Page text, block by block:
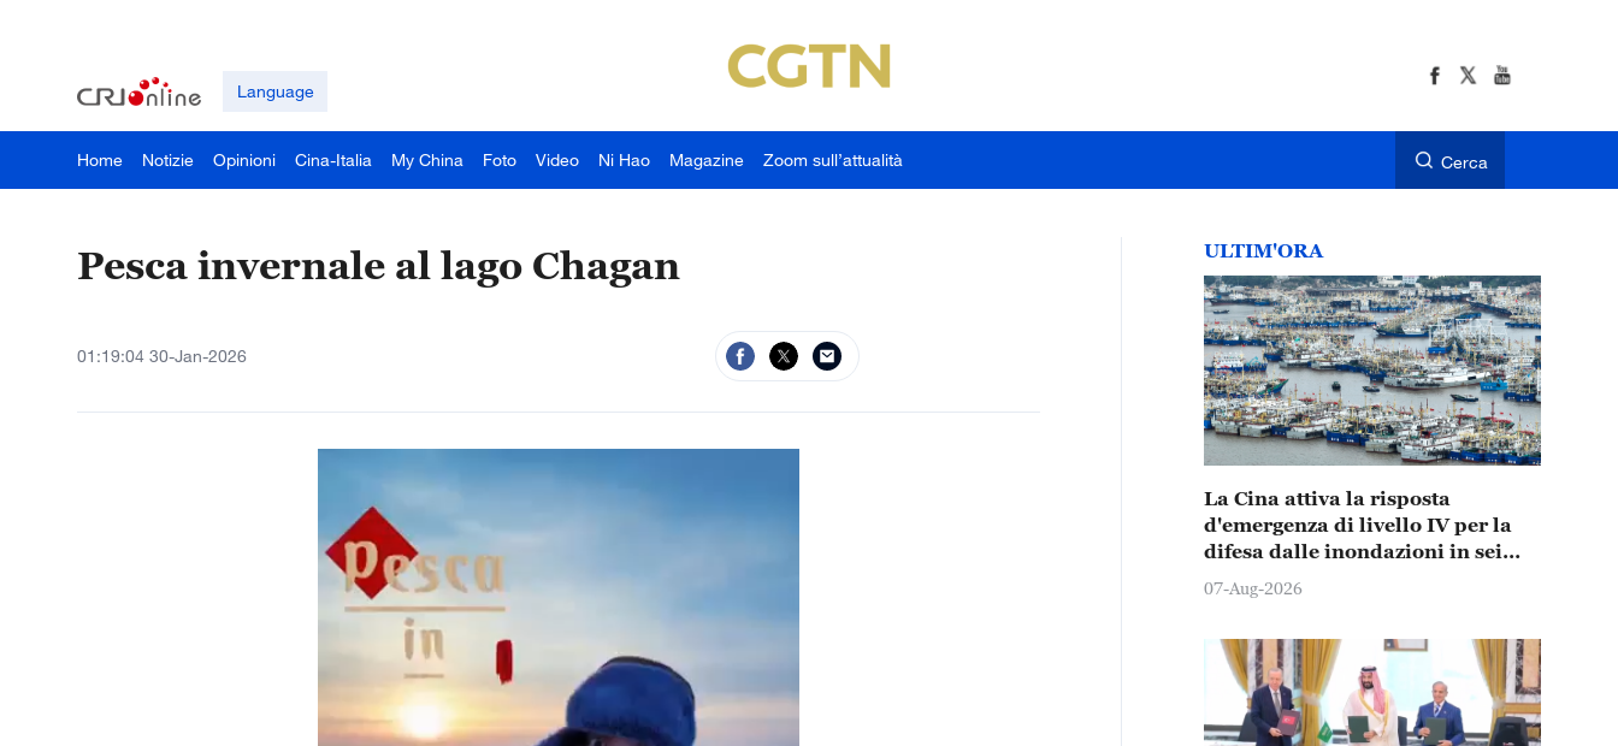
Language
Home Notizie Opinioni Cina-Italia My China Foto Video Ni Hao Magazine Zoom sull’attualità Cerca
Pesca invernale al lago Chagan
01:19:04 30-Jan-2026
ULTIM'ORA
La Cina attiva la risposta
d'emergenza di livello IV per la
difesa dalle inondazioni in sei
province e città
07-Aug-2026